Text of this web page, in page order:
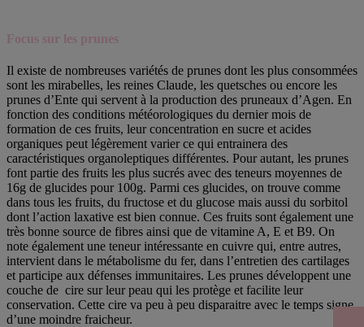
Focus sur les prunes
Il existe de nombreuses variétés de prunes dont les plus consommées
sont les mirabelles, les reines Claude, les quetsches ou encore les
prunes d’Ente qui servent à la production des pruneaux d’Agen. En
fonction des conditions météorologiques du dernier mois de
formation de ces fruits, leur concentration en sucre et acides
organiques peut légèrement varier ce qui entrainera des
caractéristiques organoleptiques différentes. Pour autant, les prunes
font partie des fruits les plus sucrés avec des teneurs moyennes de
16g de glucides pour 100g. Parmi ces glucides, on trouve comme
dans tous les fruits, du fructose et du glucose mais aussi du sorbitol
dont l’action laxative est bien connue. Ces fruits sont également une
très bonne source de fibres ainsi que de vitamine A, E et B9. On
note également une teneur intéressante en cuivre qui, entre autres,
intervient dans le métabolisme du fer, dans l’entretien des cartilages
et participe aux défenses immunitaires. Les prunes développent une
couche de cire sur leur peau qui les protège et facilite leur
conservation. Cette cire va peu à peu disparaitre avec le temps signe
d’une moindre fraicheur.